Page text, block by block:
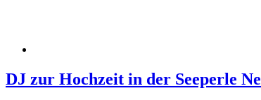
DJ zur Hochzeit in der Seeperle